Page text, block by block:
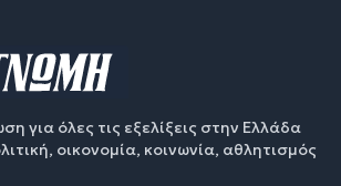
για όλες τις εξελίξεις στην Ελλάδα
οικονομία, κοινωνία, αθλητισμός